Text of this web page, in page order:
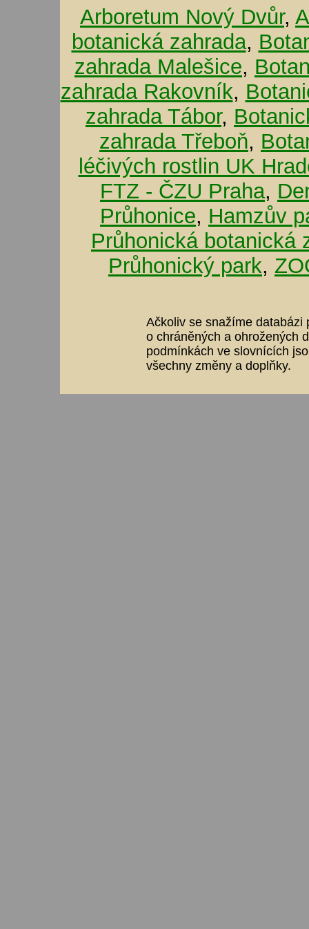
Arboretum Nový Dvůr,
botanická zahrada,
zahrada Malešice,
zahrada Rakovník,
zahrada Tábor,
zahrada Třeboň,
léčivých rostlin UK
FTZ - ČZU Praha,
Průhonice, Hamzův
Průhonická botanická
Průhonický park,
Ačkoliv se snažíme databázi
o chráněných a ohrožených
podmínkách ve slovnících
všechny změny a doplňky.